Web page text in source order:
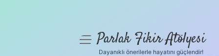
menüyüParlak Fikir Atölyesi
Dayanıklı önerilerle hayatını güçlendir!